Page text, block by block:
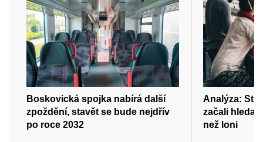
Boskovická spojka nabírá další
zpoždění, stavět se bude nejdřív
po roce 2032
Analýza:
začali hledat
než loni